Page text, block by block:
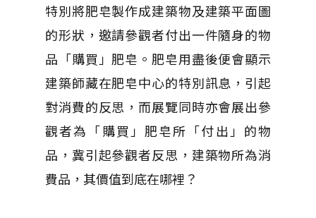
特別將肥皂製作成建築物及建築平面圖
的形狀，邀請參觀者付出一件隨身的物
品「購買」肥皂。肥皂用盡後便會顯示
建築師藏在肥皂中心的特別訊息，引起
對消費的反思，而展覽同時亦會展出參
觀者為「購買」肥皂所「付出」的物
品，冀引起參觀者反思，建築物所為消
費品，其價值到底在哪裡？